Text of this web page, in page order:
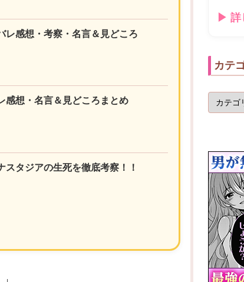
レ感想・考察・名言＆見どころ
感想・名言＆見どころまとめ
スタジアの生死を徹底考察！！
▶ 詳
カテ